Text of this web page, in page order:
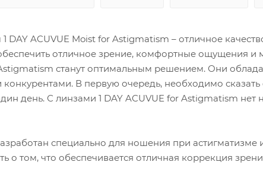
DAY ACUVUE Moist for Astigmatism – отличное
отличное зрение, комфортные ощущения и
Astigmatism станут оптимальным решением. Они
В первую очередь, необходимо
день. С линзами 1 DAY ACUVUE for Astigmatism
специально для ношения при
о том, что обеспечивается отличная коррекция